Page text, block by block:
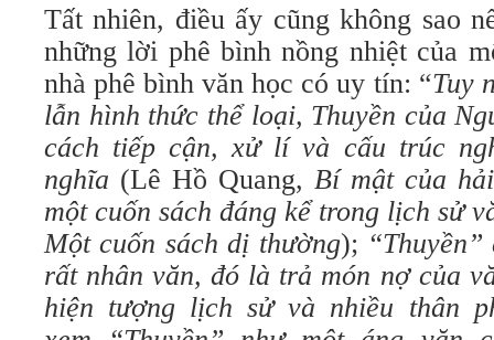
Tất nhiên, điều ấy cũng không sao
những lời phê bình nồng nhiệt của
nhà phê bình văn học có uy tín: “Tuy
lẫn hình thức thể loại, Thuyền của
cách tiếp cận, xử lí và cấu trúc
nghĩa (Lê Hồ Quang, Bí mật của
một cuốn sách đáng kể trong lịch sử
Một cuốn sách dị thường);
rất nhân văn, đó là trả món nợ của
hiện tượng lịch sử và nhiều thân